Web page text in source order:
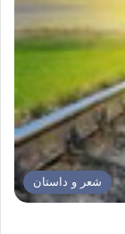
شعر و داستان